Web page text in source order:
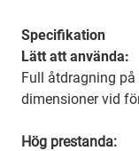
Specifikation
Lätt att använda:
Full åtdragning
dimensioner vid
Hög prestanda: